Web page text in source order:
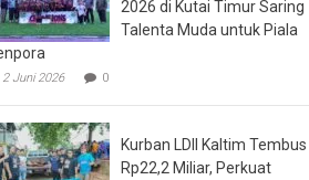
2026 di Kutai Timur Saring
Talenta Muda untuk Piala
2 Juni 2026 0
Kurban LDII Kaltim Tembus
Rp22,2 Miliar, Perkuat